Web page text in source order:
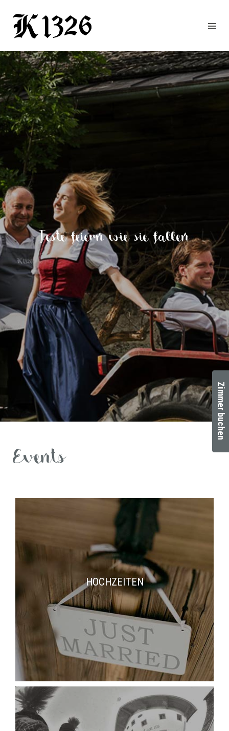
HOTEL
EVENTS
REGION
ZIMMER
BUCHEN
KONTAKT
ANFRAGE
NEWS
CHRONIK
Feste feiern wie sie fallen
Events
HOCHZEITEN
Zimmer buchen